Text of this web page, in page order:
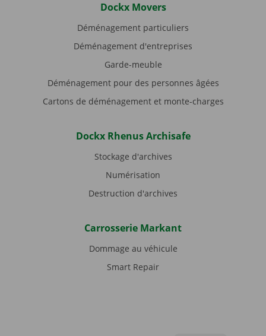
Dockx Movers
Déménagement particuliers
Déménagement d'entreprises
Garde-meuble
Déménagement pour des personnes âgées
Cartons de déménagement et monte-charges
Dockx Rhenus Archisafe
Stockage d'archives
Numérisation
Destruction d'archives
Carrosserie Markant
Dommage au véhicule
Smart Repair